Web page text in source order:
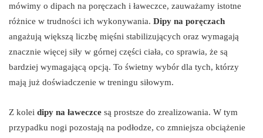
mówimy o dipach na poręczach i ławeczce, zauważamy istotne
różnice w trudności ich wykonywania. Dipy na poręczach
angażują większą liczbę mięśni stabilizujących oraz wymagają
znacznie więcej siły w górnej części ciała, co sprawia, że są
bardziej wymagającą opcją. To świetny wybór dla tych, którzy
mają już doświadczenie w treningu siłowym.
Z kolei dipy na ławeczce są prostsze do zrealizowania. W tym
przypadku nogi pozostają na podłodze, co zmniejsza obciążenie